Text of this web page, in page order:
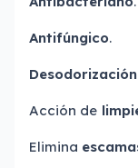
Antifúngico.
Desodorización
Acción de
Elimina